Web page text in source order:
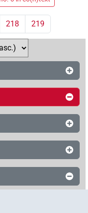
218 219